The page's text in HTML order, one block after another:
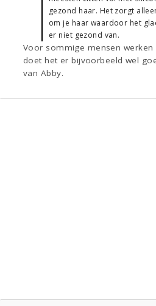
gezond haar. Het zorgt
om je haar waardoor het
er niet gezond van.
Voor sommige mensen werken
doet het er bijvoorbeeld wel
van Abby.